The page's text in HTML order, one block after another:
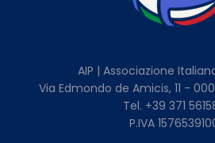
AIP | Associazione
Via Edmondo de Amicis, 11 -
Tel. +39 371
P.IVA